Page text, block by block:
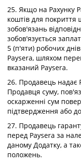
25. Якщо на Рахунку
коштів для покриття
зобов'язань
зобов'язується
5 (п'яти) робочих
Paysera, шляхом
вказаний Paysera.
26. Продавець надає
Продавця суму,
оскарженні сум
підтвердження або
27. Продавець
перед Paysera за
даному Додатку, а
положень.